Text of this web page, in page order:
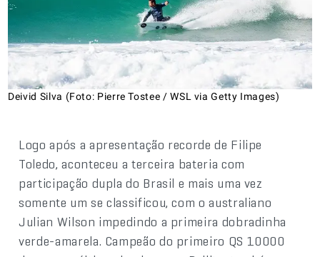
Deivid Silva (Foto: Pierre Tostee / WSL via Getty Images)
Logo após a apresentação recorde de Filipe
Toledo, aconteceu a terceira bateria com
participação dupla do Brasil e mais uma vez
somente um se classificou, com o australiano
Julian Wilson impedindo a primeira dobradinha
verde-amarela. Campeão do primeiro QS 10000